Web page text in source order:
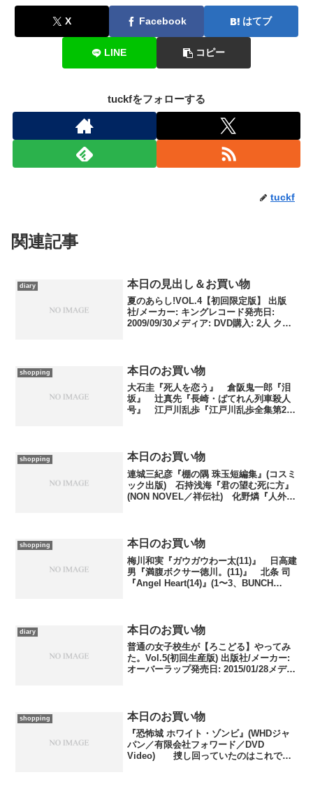
X Facebook はてブ
LINE コピー
tuckfをフォローする
tuckf
関連記事
diary 本日の見出し＆お買い物
夏のあらし!VOL.4【初回限定版】 出版
社/メーカー: キングレコード発売日:
2009/09/30メディア: DVD購入: 2人 クリ
shopping 本日のお買い物
大石圭『死人を恋う』 倉阪鬼一郎『泪
坂』 辻真先『長崎・ばてれん列車殺人
号』 江戸川乱歩『江戸川乱歩全集第22
しです。1は集...
shopping 本日のお買い物
連城三紀彦『棚の隅 珠玉短編集』(コスミ
ック出版) 石持浅海『君の望む死に方』
(NON NOVEL／祥伝社) 化野燐『人外鏡
shopping 本日のお買い物
梅川和実『ガウガウわー太(11)』 日高建
男『満腹ボクサー徳川。(11)』 北条 司
『Angel Heart(14)』(1〜3、BUNCH
diary 本日のお買い物
普通の女子校生が【ろこどる】やってみ
た。Vol.5(初回生産版) 出版社/メーカー:
オーバーラップ発売日: 2015/01/28メディ
shopping 本日のお買い物
『恐怖城 ホワイト・ゾンビ』(WHDジャ
パン／有限会社フォワード／DVD
Video) 捜し回っていたのはこれで